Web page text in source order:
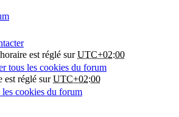
est réglé surUTC+02:00
tous les cookies du forum
est réglé surUTC+02:00
les cookies du forum